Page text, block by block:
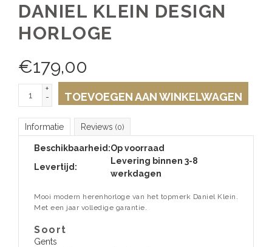
DANIEL KLEIN DESIGN
HORLOGE
€179,00
+
-
TOEVOEGEN AAN WINKELWAGEN
Informatie Reviews (0)
Beschikbaarheid:Op voorraad
Levertijd:
Levering binnen 3-8
werkdagen
Mooi modern herenhorloge van het topmerk Daniel Klein.
Met een jaar volledige garantie.
Soort
Gents